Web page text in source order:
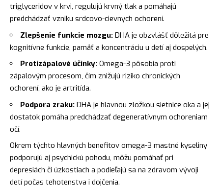
triglyceridov v krvi, regulujú krvný tlak a pomáhajú
predchádzať vzniku srdcovo-cievnych ochorení.
Zlepšenie funkcie mozgu: DHA je obzvlášť dôležitá pre
kognitívne funkcie, pamäť a koncentráciu u detí aj dospelých.
Protizápalové účinky: Omega-3 pôsobia proti
zápalovým procesom, čím znižujú riziko chronických
ochorení, ako je artritída.
Podpora zraku: DHA je hlavnou zložkou sietnice oka a jej
dostatok pomáha predchádzať degeneratívnym ochoreniam
očí.
Okrem týchto hlavných benefitov omega-3 mastné kyseliny
podporujú aj psychickú pohodu, môžu pomáhať pri
depresiách či úzkostiach a podieľajú sa na zdravom vývoji
detí počas tehotenstva i dojčenia.